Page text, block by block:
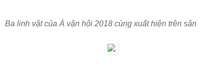
Ba linh vật của Á vận hội 2018 cùng xuất hiện trên sân